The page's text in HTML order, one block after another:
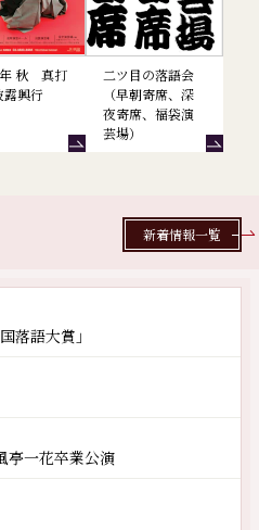
秋 真打
露興行
二ツ目の落語会
（早朝寄席、深
夜寄席、福袋演
芸場）
落語大賞」
一花卒業公演
新着情報一覧